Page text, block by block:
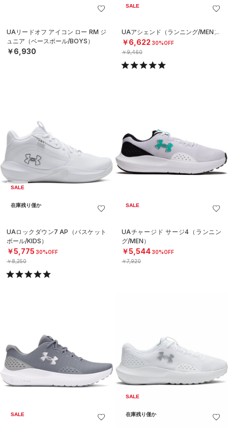
UAリードオフ アイコン ロー RM ジ
ュニア（ベースボール/BOYS）
￥6,930
SALE
UAアシェンド（ランニング/MEN）
￥6,622 30%OFF
￥9,460
SALE
在庫残り僅か
UAロックダウン7 AP（バスケット
ボール/KIDS）
￥5,775 30%OFF
￥8,250
SALE
UAチャージド サージ4（ランニン
グ/MEN）
￥5,54430%OFF
￥7,920
SALE
SALE
在庫残り僅か